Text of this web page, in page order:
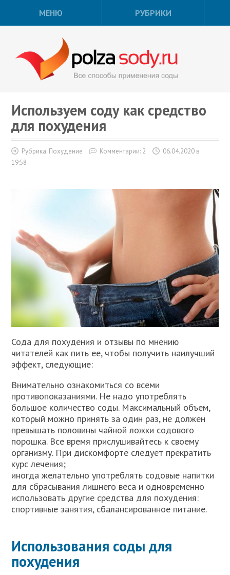
МЕНЮ РУБРИКИ
Используем соду как средство
для похудения
Рубрика: Похудение Комментарии: 2
06.04.2020 в
19:58
Сода для похудения и отзывы по мнению
читателей как пить ее, чтобы получить наилучший
эффект, следующие:
Внимательно ознакомиться со всеми
противопоказаниями. Не надо употреблять
большое количество соды. Максимальный объем,
который можно принять за один раз, не должен
превышать половины чайной ложки содового
порошка. Все время прислушивайтесь к своему
организму. При дискомфорте следует прекратить
курс лечения;
иногда желательно употреблять содовые напитки
для сбрасывания лишнего веса и одновременно
использовать другие средства для похудения:
спортивные занятия, сбалансированное питание.
Использования соды для
похудения